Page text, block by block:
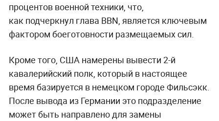
процентов военной техники, что,
как подчеркнул глава BBN, является ключевым
фактором боеготовности размещаемых сил.
Кроме того, США намерены вывести 2-й
кавалерийский полк, который в настоящее
время базируется в немецком городе Фильсэкк.
После вывода из Германии это подразделение
может быть направлено для замены